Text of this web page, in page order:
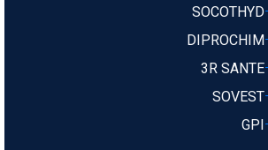
SOCOTHYD
DIPROCHIM
3R SANTE
SOVEST
GPI